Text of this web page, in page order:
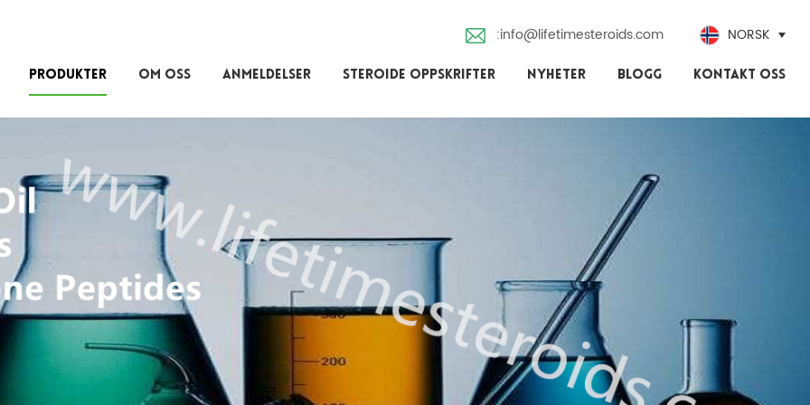
:info@lifetimesteroids.com NORSK
PRODUKTER OM OSS ANMELDELSER STEROIDE OPPSKRIFTER NYHETER BLOGG KONTAKT OSS